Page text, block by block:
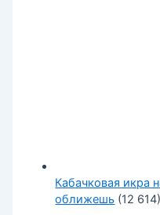
Кабачковая икра
оближешь (12 614)